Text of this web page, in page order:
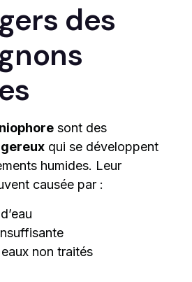
des
sont des
qui se développent
humides. Leur
causée par :
non traités